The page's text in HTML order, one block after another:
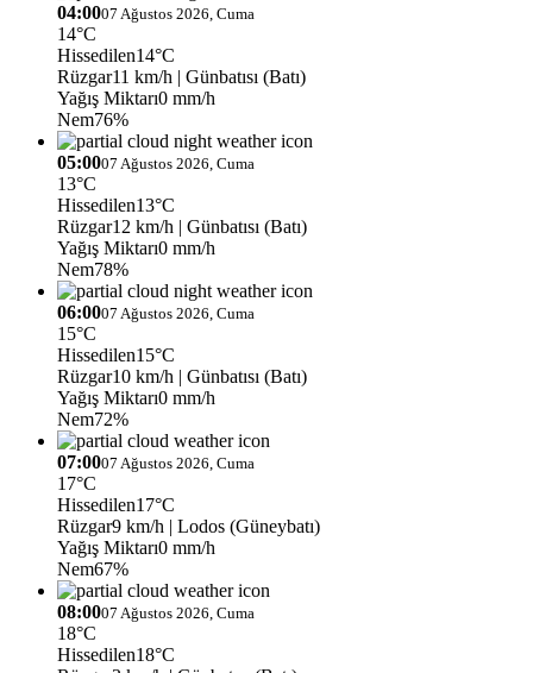
04:0007 Ağustos 2026, Cuma
14°C
Hissedilen14°C
Rüzgar11 km/h | Günbatısı (Batı)
Yağış Miktarı0 mm/h
Nem76%
05:0007 Ağustos 2026, Cuma
13°C
Hissedilen13°C
Rüzgar12 km/h | Günbatısı (Batı)
Yağış Miktarı0 mm/h
Nem78%
06:0007 Ağustos 2026, Cuma
15°C
Hissedilen15°C
Rüzgar10 km/h | Günbatısı (Batı)
Yağış Miktarı0 mm/h
Nem72%
07:0007 Ağustos 2026, Cuma
17°C
Hissedilen17°C
Rüzgar9 km/h | Lodos (Güneybatı)
Yağış Miktarı0 mm/h
Nem67%
08:0007 Ağustos 2026, Cuma
18°C
Hissedilen18°C